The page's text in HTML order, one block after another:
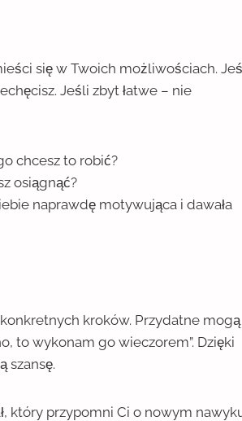
się w Twoich możliwościach.
Jeśli zbyt łatwe – nie
chcesz to robić?
osiągnąć?
naprawdę motywująca i dawała
kroków. Przydatne mogą
to wykonam go wieczorem”. Dzięki
szansę.
który przypomni Ci o nowym